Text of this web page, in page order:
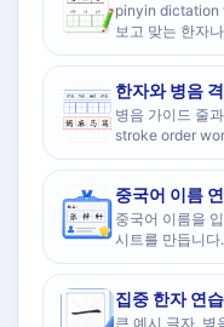
pinyin dictation
보고 맞는 한자
한자와 병음
병음 가이드 줄
stroke order
중국어 이름
중국어 이름을
시트를 만듭니다.
집중 한자 연
큰 예시 글자, 병